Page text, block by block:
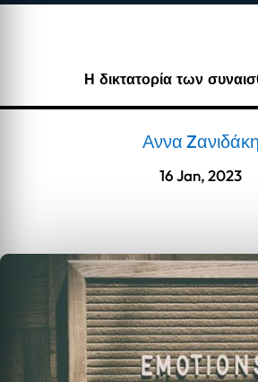
Η δικτατορία των
Αννα Zανιδάκη
16 Jan, 2023